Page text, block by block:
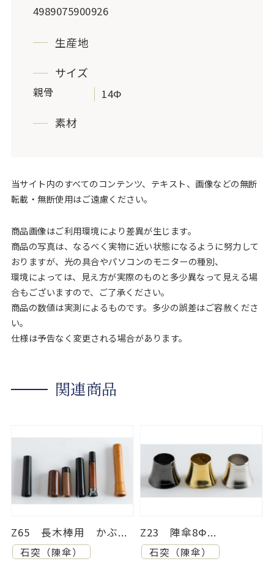
4989075900926
生産地
サイズ
親骨 14Φ
素材
当サイト内のすべてのコンテンツ、テキスト、画像などの無断
転載・無断使用はご遠慮ください。
商品画像はご利用環境により差異が生じます。
商品の写真は、なるべく実物に近い状態になるように努力して
おりますが、光の具合やパソコンのモニターの種別、
環境によっては、見え方が実際のものと多少異なって見える場
合もございますので、ご了承ください。
商品の数値は実測によるものです。多少の誤差はご容赦くださ
い。
仕様は予告なく変更される場合があります。
関連商品
Z65 長木棒用 かぶ...
石突（陳傘）
Z23 陣傘8Φ...
石突（陳傘）